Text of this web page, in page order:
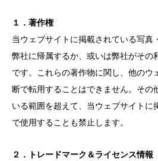
１．著作権
当ウェブサイトに掲載されている写真
弊社に帰属するか、或いは弊社がその
です。これらの著作物に関し、他のウ
断で転用することはできません。その
いる範囲を超えて、当ウェブサイトに
で使用することも禁止します。
２．トレードマーク＆ライセンス情報